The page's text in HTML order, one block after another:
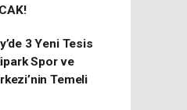
3 Yeni Tesis
Spor ve
Temeli